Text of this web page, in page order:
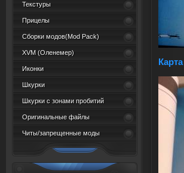
Текстуры
Прицелы
Сборки модов(Mod Pack)
XVM (Oленемер)
Иконки
Шкурки
Шкурки с зонами пробитий
Оригинальные файлы
Читы/запрещенные моды
Карта